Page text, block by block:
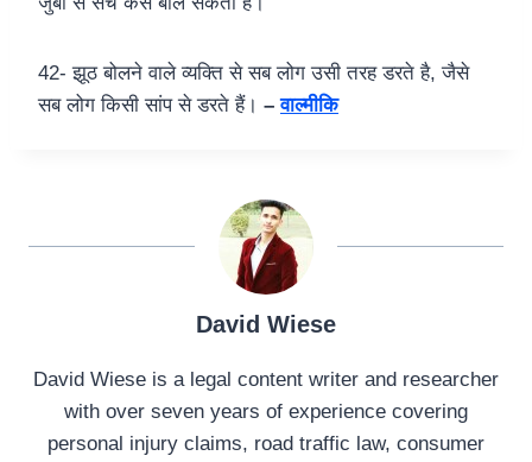
42- झूठ बोलने वाले व्यक्ति से सब लोग उसी तरह डरते है, जैसे
सब लोग किसी सांप से डरते हैं। – वाल्मीकि
David Wiese
David Wiese is a legal content writer and researcher
with over seven years of experience covering
personal injury claims, road traffic law, consumer